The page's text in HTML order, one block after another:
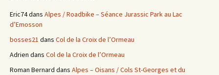
Eric74dans Alpes / Roadbike – Séance Jurassic Park au Lac
d’Emosson
bosses21 dans Col de la Croix de l’Ormeau
Adrien dans Col de la Croix de l’Ormeau
Roman Bernard dans Alpes – Oisans / Cols St-Georges et du